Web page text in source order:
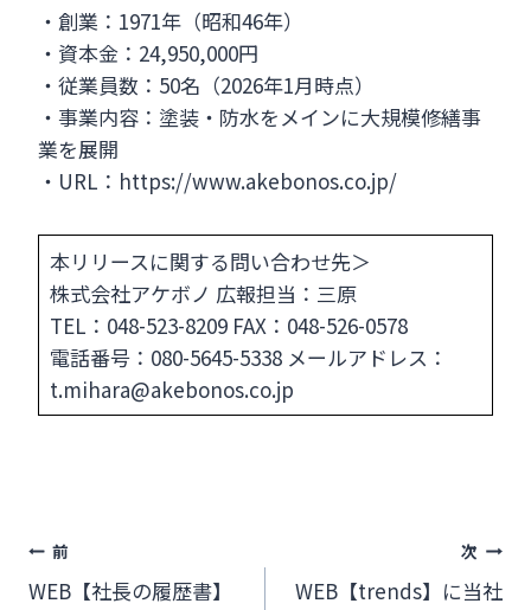
・創業：1971年（昭和46年）
・資本金：24,950,000円
・従業員数：50名（2026年1月時点）
・事業内容：塗装・防水をメインに大規模修繕事
業を展開
・URL：https://www.akebonos.co.jp/
本リリースに関する問い合わせ先＞
株式会社アケボノ 広報担当：三原
TEL：048-523-8209 FAX：048-526-0578
電話番号：080-5645-5338 メールアドレス：
t.mihara@akebonos.co.jp
投前
WEB【社長の履歴書】
次
WEB【trends】に当社